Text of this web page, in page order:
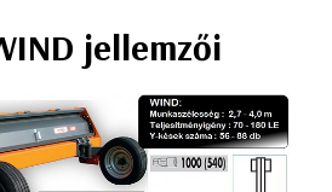
jellemzői